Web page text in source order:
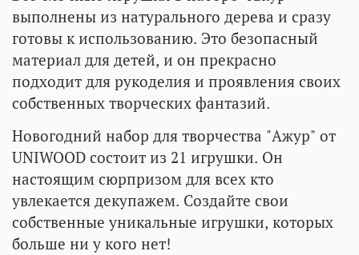
выполнены из натурального дерева и сразу
готовы к использованию. Это безопасный
материал для детей, и он прекрасно
подходит для рукоделия и проявления своих
собственных творческих фантазий.
Новогодний набор для творчества "Ажур" от
UNIWOOD состоит из 21 игрушки. Он
настоящим сюрпризом для всех кто
увлекается декупажем. Создайте свои
собственные уникальные игрушки, которых
больше ни у кого нет!